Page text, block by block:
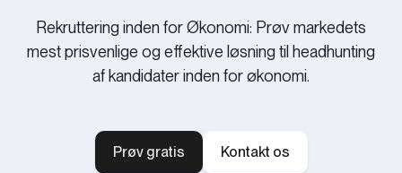
Rekruttering inden for Økonomi: Prøv markedets
mest prisvenlige og effektive løsning til headhunting
af kandidater inden for økonomi.
Prøv gratis Kontakt os